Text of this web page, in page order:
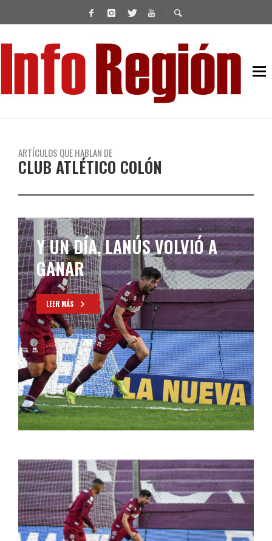
ARTÍCULOS QUE HABLAN DE
CLUB ATLÉTICO COLÓN
Y UN DÍA, LANÚS VOLVIÓ A
GANAR
LEER MÁS